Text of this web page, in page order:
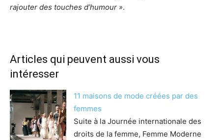
rajouter des touches d’humour ».
Articles qui peuvent aussi vous
intéresser
11 maisons de mode créées par des
femmes
Suite à la Journée internationale des
droits de la femme, Femme Moderne